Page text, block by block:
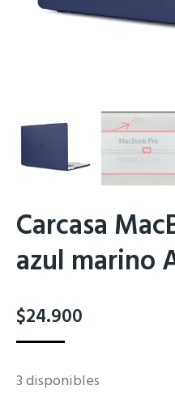
Carcasa
azul marino
$24.900
3 disponibles